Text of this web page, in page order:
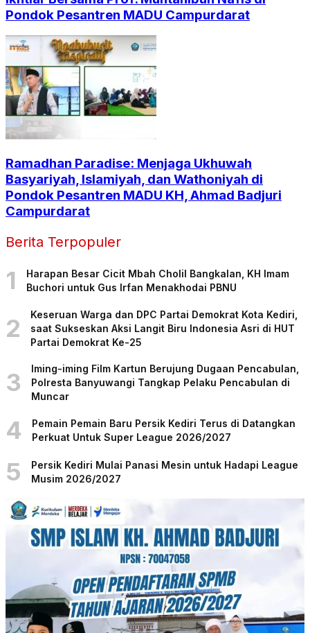
Pondok Pesantren MADU Campurdarat
Ramadhan Paradise: Menjaga Ukhuwah
Basyariyah, Islamiyah, dan Wathoniyah di
Pondok Pesantren MADU KH, Ahmad Badjuri
Campurdarat
Berita Terpopuler
1
Harapan Besar Cicit Mbah Cholil Bangkalan, KH Imam
Buchori untuk Gus Irfan Menakhodai PBNU
2
Keseruan Warga dan DPC Partai Demokrat Kota Kediri,
saat Sukseskan Aksi Langit Biru Indonesia Asri di HUT
Partai Demokrat Ke-25
3
Iming-iming Film Kartun Berujung Dugaan Pencabulan,
Polresta Banyuwangi Tangkap Pelaku Pencabulan di
Muncar
4
Pemain Pemain Baru Persik Kediri Terus di Datangkan
Perkuat Untuk Super League 2026/2027
5
Persik Kediri Mulai Panasi Mesin untuk Hadapi League
Musim 2026/2027